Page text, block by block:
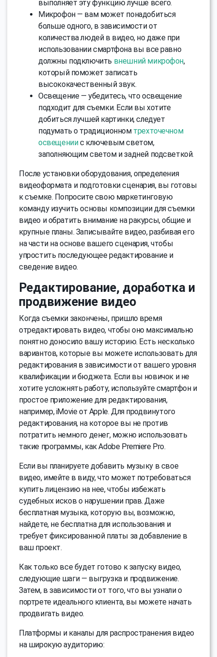
выполняет эту функцию лучше всего.
Микрофон — вам может понадобиться
больше одного, в зависимости от
количества людей в видео, но даже при
использовании смартфона вы все равно
должны подключить внешний микрофон,
который поможет записать
высококачественный звук.
Освещение — убедитесь, что освещение
подходит для съемки. Если вы хотите
добиться лучшей картинки, следует
подумать о традиционном трехточечном
освещениис ключевым светом,
заполняющим светом и задней подсветкой.
После установки оборудования, определения
видеоформата и подготовки сценария, вы готовы
к съемке. Попросите свою маркетинговую
команду изучить основы композиции для съемки
видео и обратить внимание на ракурсы, общие и
крупные планы. Записывайте видео, разбивая его
на части на основе вашего сценария, чтобы
упростить последующее редактирование и
сведение видео.
Редактирование, доработка и
продвижение видео
Когда съемки закончены, пришло время
отредактировать видео, чтобы оно максимально
понятно доносило вашу историю. Есть несколько
вариантов, которые вы можете использовать для
редактирования в зависимости от вашего уровня
квалификации и бюджета. Если вы новичок и не
хотите усложнять работу, используйте смартфон и
простое приложение для редактирования,
например, iMovie от Apple. Для продвинутого
редактирования, на которое вы не против
потратить немного денег, можно использовать
такие программы, как Adobe Premiere Pro.
Если вы планируете добавить музыку в свое
видео, имейте в виду, что может потребоваться
купить лицензию на нее, чтобы избежать
судебных исков о нарушении прав. Даже
бесплатная музыка, которую вы, возможно,
найдете, не бесплатна для использования и
требует фиксированной платы за добавление в
ваш проект.
Как только все будет готово к запуску видео,
следующие шаги — выгрузка и продвижение.
Затем, в зависимости от того, что вы узнали о
портрете идеального клиента, вы можете начать
продвигать видео.
Платформы и каналы для распространения видео
на широкую аудиторию: